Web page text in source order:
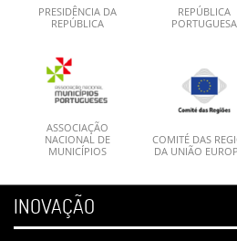
PRESIDÊNCIA DA
REPÚBLICA
REPÚBLICA
PORTUGUESA
ASSOCIAÇÃO
NACIONAL DE
MUNICÍPIOS
COMITÉ DAS
DA UNIÃO
INOVAÇÃO